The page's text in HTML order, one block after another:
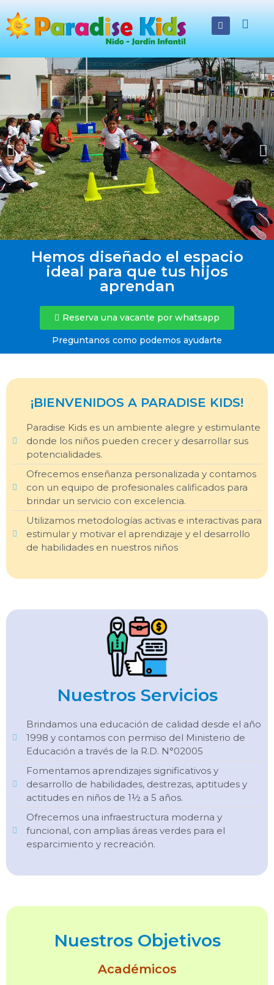
Hemos diseñado el espacio
ideal para que tus hijos
aprendan
Reserva una vacante por whatsapp
Preguntanos como podemos ayudarte
¡BIENVENIDOS A PARADISE KIDS!
Paradise Kids es un ambiente alegre y estimulante
donde los niños pueden crecer y desarrollar sus
potencialidades.
Ofrecemos enseñanza personalizada y contamos
con un equipo de profesionales calificados para
brindar un servicio con excelencia.
Utilizamos metodologías activas e interactivas para
estimular y motivar el aprendizaje y el desarrollo
de habilidades en nuestros niños
Nuestros Servicios
Brindamos una educación de calidad desde el año
1998 y contamos con permiso del Ministerio de
Educación a través de la R.D. N°02005
Fomentamos aprendizajes significativos y
desarrollo de habilidades, destrezas, aptitudes y
actitudes en niños de 1½ a 5 años.
Ofrecemos una infraestructura moderna y
funcional, con amplias áreas verdes para el
esparcimiento y recreación.
Nuestros Objetivos
Académicos